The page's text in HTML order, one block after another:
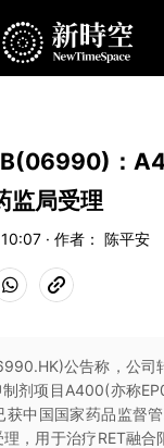
：
监局受理
· 作者： 陈平安
公告称，公司
制剂项目A400(亦称
获中国国家药品监督
，用于治疗RET融合